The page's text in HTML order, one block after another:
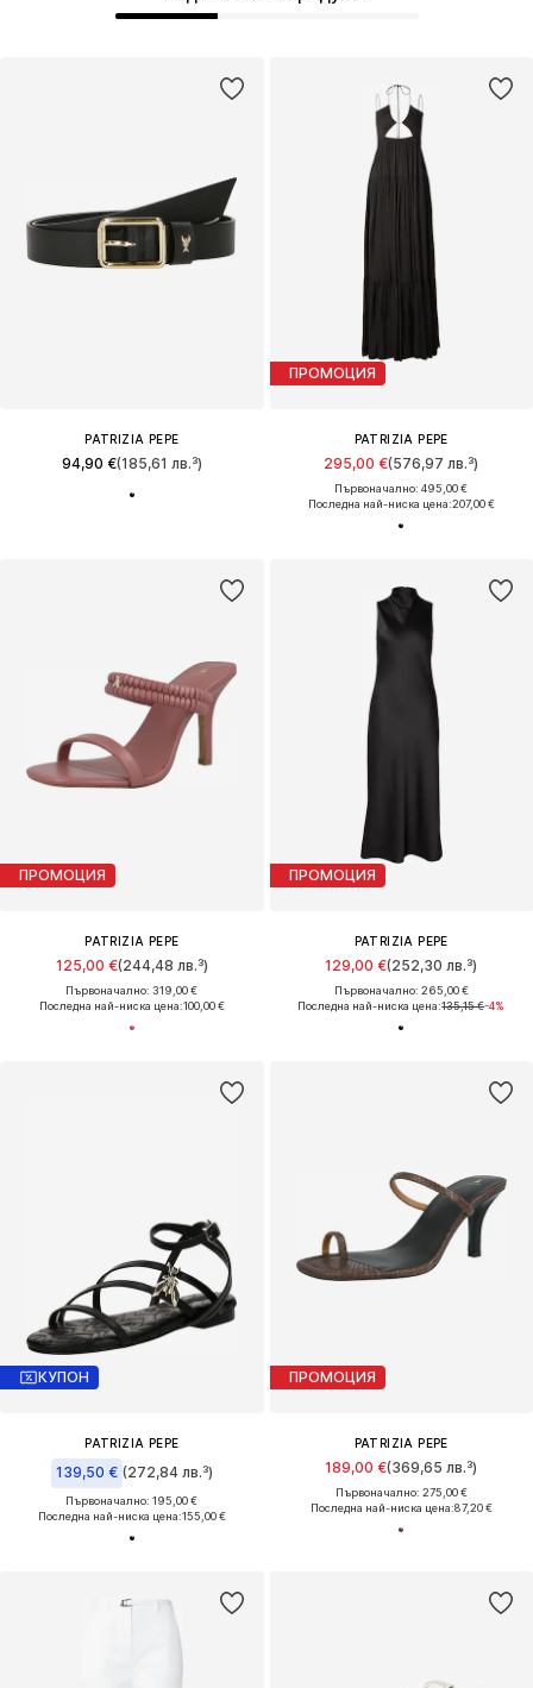
PATRIZIA PEPE
94,90 €(185,61 лв.³)
ПРОМОЦИЯ
PATRIZIA PEPE
295,00 €(576,97 лв.³)
Първоначално: 495,00 €
Последна най-ниска цена:207,00 €
ПРОМОЦИЯ
PATRIZIA PEPE
125,00 €(244,48 лв.³)
Първоначално: 319,00 €
Последна най-ниска цена:100,00 €
ПРОМОЦИЯ
PATRIZIA PEPE
129,00 €(252,30 лв.³)
Първоначално: 265,00 €
Последна най-ниска цена:135,15 €-4%
КУПОН
PATRIZIA PEPE
139,50 € (272,84 лв.³)
Първоначално: 195,00 €
Последна най-ниска цена:155,00 €
ПРОМОЦИЯ
PATRIZIA PEPE
189,00 €(369,65 лв.³)
Първоначално: 275,00 €
Последна най-ниска цена:87,20 €